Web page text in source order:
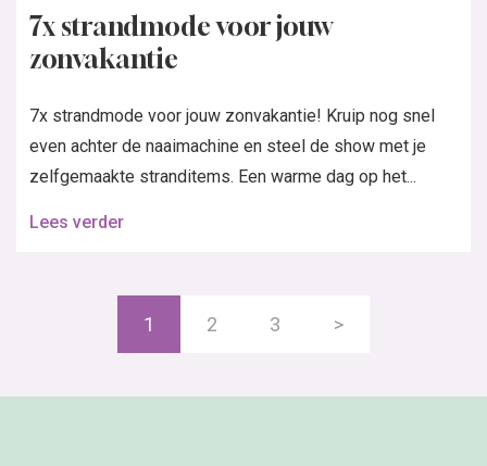
7x strandmode voor jouw
zonvakantie
7x strandmode voor jouw zonvakantie! Kruip nog snel
even achter de naaimachine en steel de show met je
zelfgemaakte stranditems. Een warme dag op het...
Lees verder
1 2 3 >